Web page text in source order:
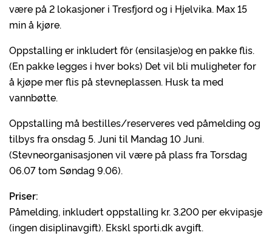
være på 2 lokasjoner i Tresfjord og i Hjelvika. Max 15
min å kjøre.
Oppstalling er inkludert fôr (ensilasje)og en pakke flis.
(En pakke legges i hver boks) Det vil bli muligheter for
å kjøpe mer flis på stevneplassen. Husk ta med
vannbøtte.
Oppstalling må bestilles/reserveres ved påmelding og
tilbys fra onsdag 5. Juni til Mandag 10 Juni.
(Stevneorganisasjonen vil være på plass fra Torsdag
06.07 tom Søndag 9.06).
Priser:
Påmelding, inkludert oppstalling kr. 3.200 per ekvipasje
(ingen disiplinavgift). Ekskl sporti.dk avgift.